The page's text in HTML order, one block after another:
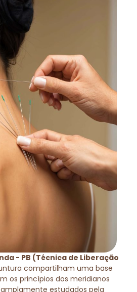
- PB (Técnica de Liberação
compartilham uma base
os princípios dos meridianos
estudados pela